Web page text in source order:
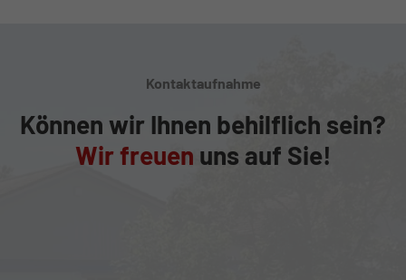
Kontaktaufnahme
Können wir Ihnen behilflich sein?
Wir freuen uns auf Sie!